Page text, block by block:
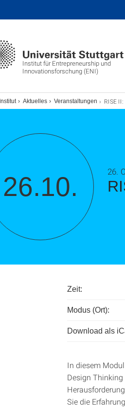
Institut für Entrepreneurship und
Innovationsforschung (ENI)
Institut Aktuelles Veranstaltungen RISE II:
26.10. 26.
Zeit:
Modus (Ort):
Download als
In diesem
Design
Sie die